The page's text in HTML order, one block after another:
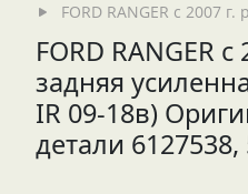
FORD RANGER с 2007
FORD RANGER
задняя
IR 09-18в)
детали